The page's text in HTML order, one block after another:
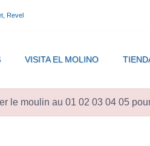
Revel
VISITA EL MOLINO
le moulin au 01 02 03 04 05